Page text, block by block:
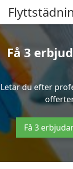
Få 3
Letar du efter
Få 3